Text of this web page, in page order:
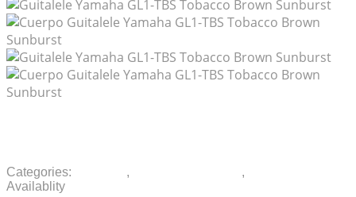
Categories: , ,
Availablity